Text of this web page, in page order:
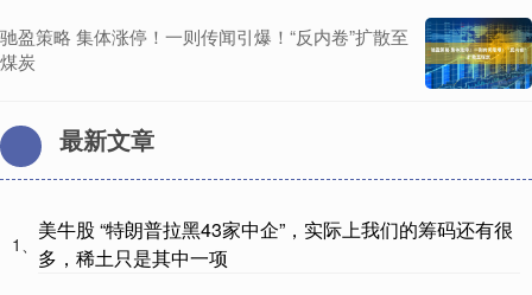
驰盈策略 集体涨停！一则传闻引爆！“反内卷”扩散至
煤炭
最新文章
1、
美牛股 “特朗普拉黑43家中企”，实际上我们的筹码还有很
多，稀土只是其中一项